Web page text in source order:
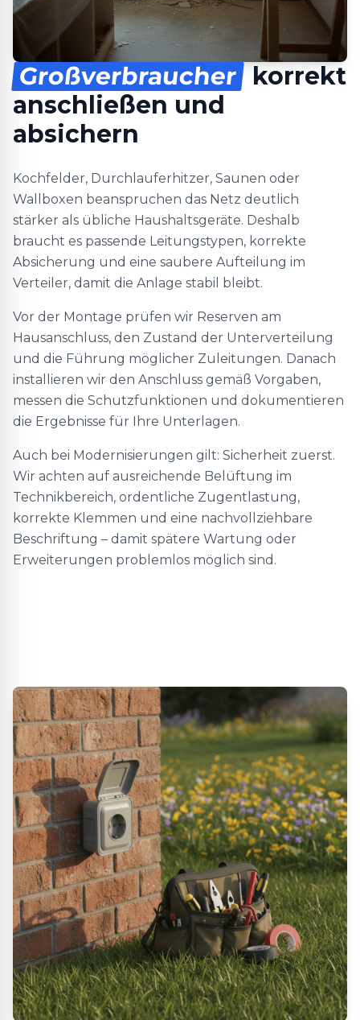
Großverbraucher korrekt
anschließen und
absichern
Kochfelder, Durchlauferhitzer, Saunen oder
Wallboxen beanspruchen das Netz deutlich
stärker als übliche Haushaltsgeräte. Deshalb
braucht es passende Leitungstypen, korrekte
Absicherung und eine saubere Aufteilung im
Verteiler, damit die Anlage stabil bleibt.
Vor der Montage prüfen wir Reserven am
Hausanschluss, den Zustand der Unterverteilung
und die Führung möglicher Zuleitungen. Danach
installieren wir den Anschluss gemäß Vorgaben,
messen die Schutzfunktionen und dokumentieren
die Ergebnisse für Ihre Unterlagen.
Auch bei Modernisierungen gilt: Sicherheit zuerst.
Wir achten auf ausreichende Belüftung im
Technikbereich, ordentliche Zugentlastung,
korrekte Klemmen und eine nachvollziehbare
Beschriftung – damit spätere Wartung oder
Erweiterungen problemlos möglich sind.